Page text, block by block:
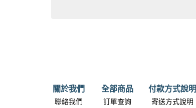
關於我們
聯絡我們
全部商品
訂單查詢
付款方式說明
寄送方式說明